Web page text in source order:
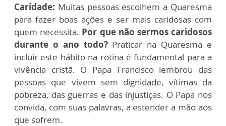
Caridade: Muitas pessoas escolhem a Quaresma
para fazer boas ações e ser mais caridosas com
quem necessita. Por que não sermos caridosos
durante o ano todo? Praticar na Quaresma e
incluir este hábito na rotina é fundamental para a
vivência cristã. O Papa Francisco lembrou das
pessoas que vivem sem dignidade, vítimas da
pobreza, das guerras e das injustiças. O Papa nos
convida, com suas palavras, a estender a mão aos
que sofrem.